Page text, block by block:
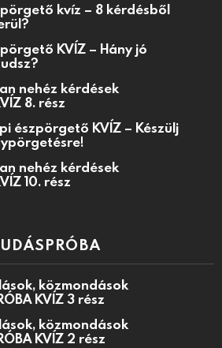
kvíz – 8 kérdésből
KVÍZ – Hány jó
nehéz kérdések
8. rész
észpörgető KVÍZ – Készülj
nehéz kérdések
10. rész
közmondások
KVÍZ 3 rész
közmondások
KVÍZ 2 rész